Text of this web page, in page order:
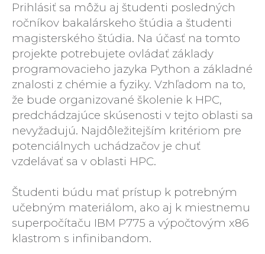
Prihlásiť sa môžu aj študenti posledných
ročníkov bakalárskeho štúdia a študenti
magisterského štúdia. Na účasť na tomto
projekte potrebujete ovládať základy
programovacieho jazyka Python a základné
znalosti z chémie a fyziky. Vzhľadom na to,
že bude organizované školenie k HPC,
predchádzajúce skúsenosti v tejto oblasti sa
nevyžadujú. Najdôležitejším kritériom pre
potenciálnych uchádzačov je chuť
vzdelávať sa v oblasti HPC.
Študenti búdu mať prístup k potrebným
učebným materiálom, ako aj k miestnemu
superpočítaču IBM P775 a výpočtovým x86
klastrom s infinibandom.